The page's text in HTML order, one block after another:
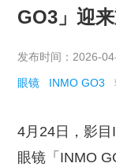
GO3」迎
发布时间：2026-
眼镜 INMO GO3
4月24日，影
眼镜「INMO